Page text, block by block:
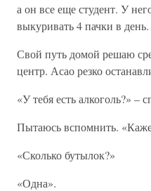
а он все еще студент. У
выкуривать 4 пачки в день.
Свой путь домой решаю
центр. Асао резко
«У тебя есть алкоголь?» –
Пытаюсь вспомнить.
«Сколько бутылок?»
«Одна».